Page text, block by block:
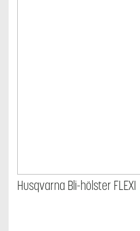
Husqvarna Bli-hölster FLEXI